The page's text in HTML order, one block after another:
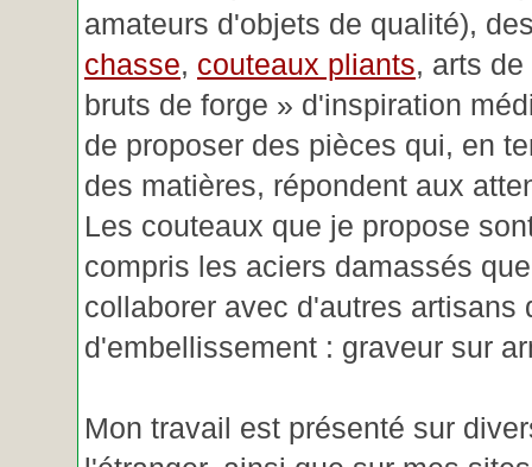
amateurs d'objets de qualité),
chasse, couteaux pliants, arts
bruts de forge » d'inspiration
de proposer des pièces qui, en
des matières, répondent aux
Les couteaux que je propose
compris les aciers damassés
collaborer avec d'autres artisans
d'embellissement : graveur sur
Mon travail est présenté sur